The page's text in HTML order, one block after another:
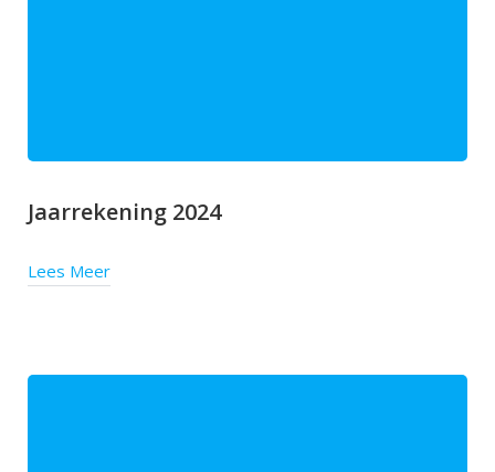
Jaarrekening 2024
Lees Meer